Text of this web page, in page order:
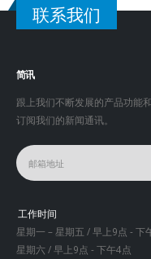
联系我们
简讯
跟上我们不断发展的产品功能
订阅我们的新闻通讯。
工作时间
星期一 – 星期五 / 早上9点 - 下
星期六 / 早上9点 - 下午4点